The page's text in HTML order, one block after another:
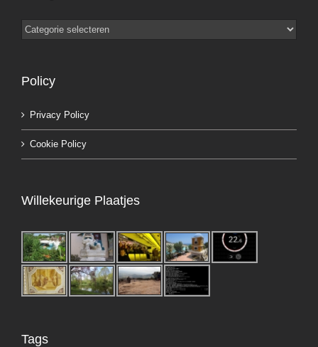
Categorieën
Policy
Privacy Policy
Cookie Policy
Willekeurige Plaatjes
Tags